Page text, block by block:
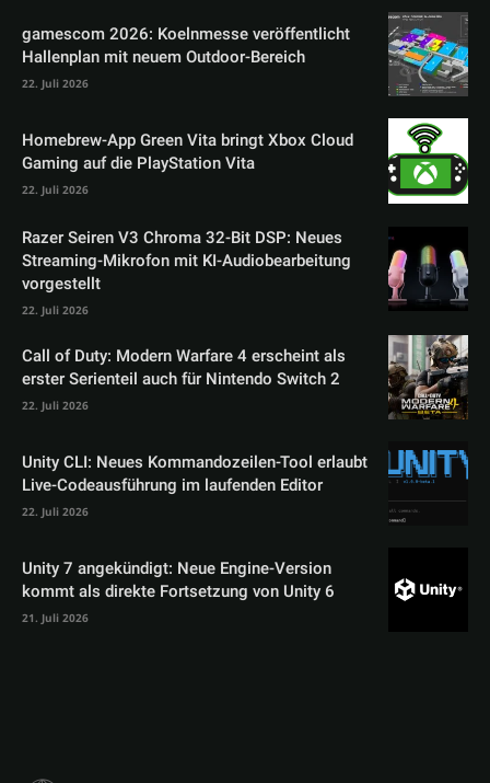
gamescom 2026: Koelnmesse veröffentlicht
Hallenplan mit neuem Outdoor-Bereich
22. Juli 2026
Homebrew-App Green Vita bringt Xbox Cloud
Gaming auf die PlayStation Vita
22. Juli 2026
Razer Seiren V3 Chroma 32-Bit DSP: Neues
Streaming-Mikrofon mit KI-Audiobearbeitung
vorgestellt
22. Juli 2026
Call of Duty: Modern Warfare 4 erscheint als
erster Serienteil auch für Nintendo Switch 2
22. Juli 2026
Unity CLI: Neues Kommandozeilen-Tool erlaubt
Live-Codeausführung im laufenden Editor
22. Juli 2026
Unity 7 angekündigt: Neue Engine-Version
kommt als direkte Fortsetzung von Unity 6
21. Juli 2026